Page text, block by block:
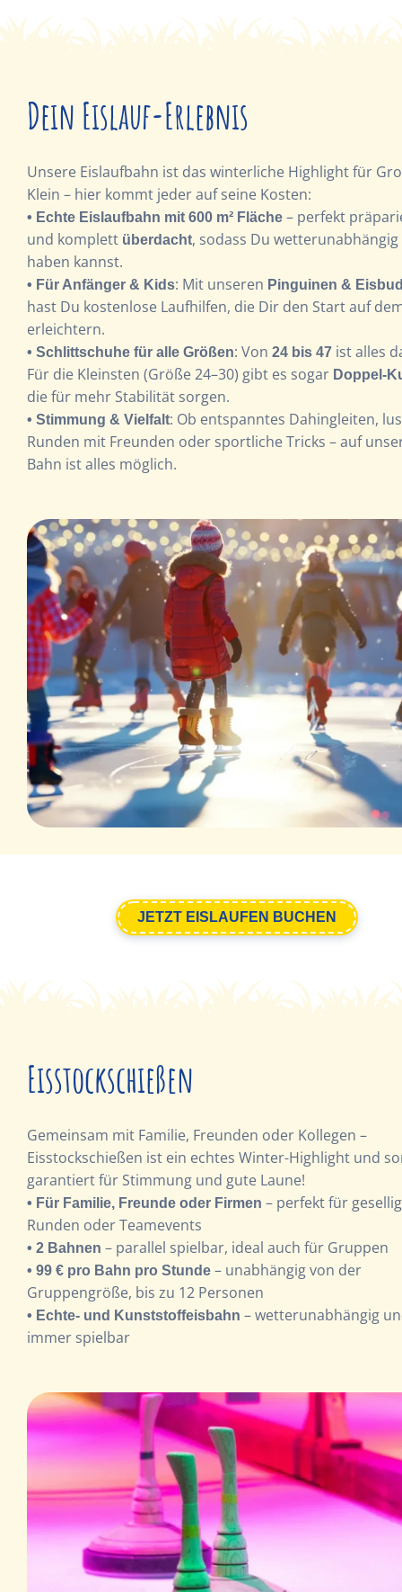
Dein Eislauf-Erlebnis
Unsere Eislaufbahn ist das winterliche Highlight für
Klein – hier kommt jeder auf seine Kosten:
• Echte Eislaufbahn mit 600 m² Fläche – perfekt
und komplett überdacht, sodass Du wetterunabhängig
haben kannst.
• Für Anfänger & Kids: Mit unseren Pinguinen &
hast Du kostenlose Laufhilfen, die Dir den Start auf
erleichtern.
• Schlittschuhe für alle Größen: Von 24 bis 47 ist alles
Für die Kleinsten (Größe 24–30) gibt es sogar Doppel-
die für mehr Stabilität sorgen.
• Stimmung & Vielfalt: Ob entspanntes Dahingleiten,
Runden mit Freunden oder sportliche Tricks – auf
Bahn ist alles möglich.
JETZT EISLAUFEN BUCHEN
Eisstockschießen
Gemeinsam mit Familie, Freunden oder Kollegen –
Eisstockschießen ist ein echtes Winter-Highlight und
garantiert für Stimmung und gute Laune!
• Für Familie, Freunde oder Firmen – perfekt für
Runden oder Teamevents
• 2 Bahnen – parallel spielbar, ideal auch für Gruppen
• 99 € pro Bahn pro Stunde – unabhängig von der
Gruppengröße, bis zu 12 Personen
• Echte- und Kunststoffeisbahn – wetterunabhängig
immer spielbar